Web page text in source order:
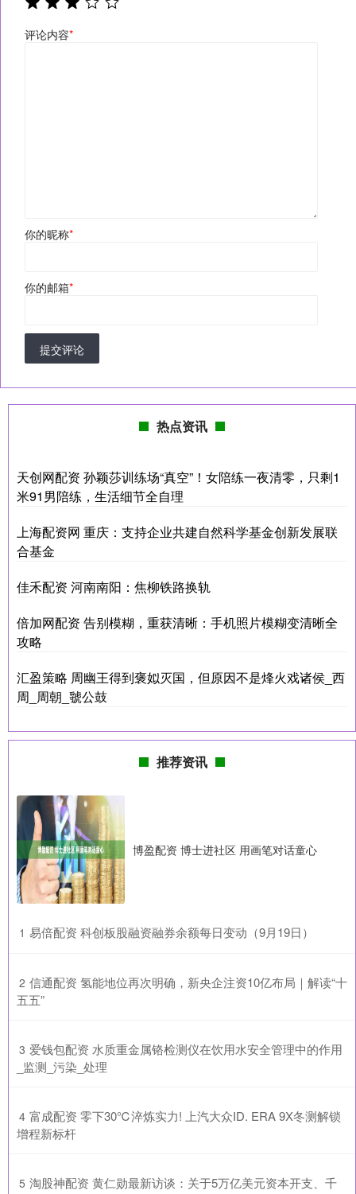
评论内容*
你的昵称*
你的邮箱*
提交评论
热点资讯
天创网配资 孙颖莎训练场“真空”！女陪练一夜清零，只剩1
米91男陪练，生活细节全自理
上海配资网 重庆：支持企业共建自然科学基金创新发展联
合基金
佳禾配资 河南南阳：焦柳铁路换轨
倍加网配资 告别模糊，重获清晰：手机照片模糊变清晰全
攻略
汇盈策略 周幽王得到褒姒灭国，但原因不是烽火戏诸侯_西
周_周朝_虢公鼓
推荐资讯
博盈配资 博士进社区 用画笔对话童心
1 ​易倍配资 科创板股融资融券余额每日变动（9月19日）
2 ​信通配资 氢能地位再次明确，新央企注资10亿布局｜解读“十
五五”
3 ​爱钱包配资 水质重金属铬检测仪在饮用水安全管理中的作用
_监测_污染_处理
4 ​富成配资 零下30℃淬炼实力! 上汽大众ID. ERA 9X冬测解锁
增程新标杆
5 ​淘股神配资 黄仁勋最新访谈：关于5万亿美元资本开支、千